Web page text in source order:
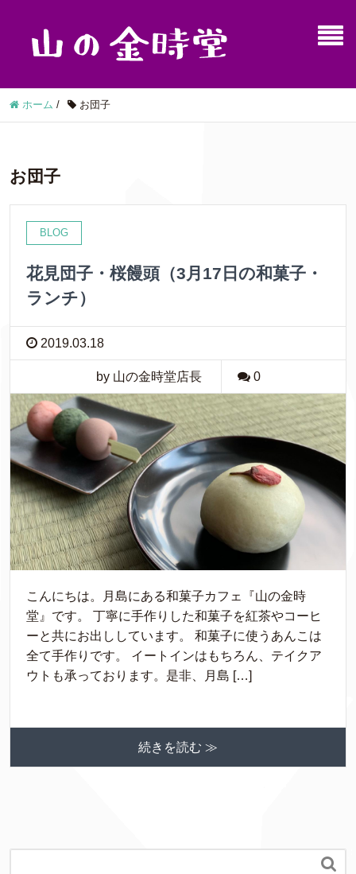
ホーム / お団子
お団子
BLOG
花見団子・桜饅頭（3月17日の和菓子・
ランチ）
2019.03.18
by 山の金時堂店長 0
こんにちは。月島にある和菓子カフェ『山の金時
堂』です。 丁寧に手作りした和菓子を紅茶やコーヒ
ーと共にお出ししています。 和菓子に使うあんこは
全て手作りです。 イートインはもちろん、テイクア
ウトも承っております。是非、月島 […]
続きを読む ≫
